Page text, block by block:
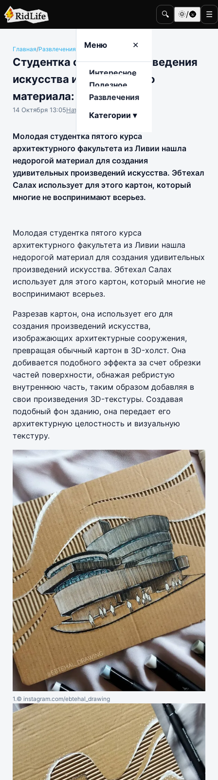
🔍 🌞/🌚 ☰
Меню ✕
Интересное
Полезное
Развлечения
Категории ▾
Главная/Развлечения Культура и искусство
Студентка создает произведения
искусства из бюджетного
материала: 10 фото
14 Октября 13:05Наталья Герасимова
Молодая студентка пятого курса
архитектурного факультета из Ливии нашла
недорогой материал для создания
удивительных произведений искусства. Эбтехал
Салах использует для этого картон, который
многие не воспринимают всерьез.
Молодая студентка пятого курса
архитектурного факультета из Ливии нашла
недорогой материал для создания удивительных
произведений искусства. Эбтехал Салах
использует для этого картон, который многие не
воспринимают всерьез.
Разрезав картон, она использует его для
создания произведений искусства,
изображающих архитектурные сооружения,
превращая обычный картон в 3D-холст. Она
добивается подобного эффекта за счет обрезки
частей поверхности, обнажая ребристую
внутреннюю часть, таким образом добавляя в
свои произведения 3D-текстуры. Создавая
подобный фон зданию, она передает его
архитектурную целостность и визуальную
текстуру.
1.© instagram.com/ebtehal_drawing